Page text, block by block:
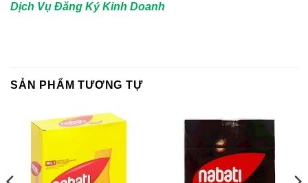
Dịch Vụ Đăng Ký Kinh Doanh
SẢN PHẨM TƯƠNG TỰ